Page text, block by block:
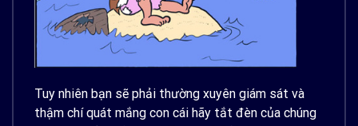
Tuy nhiên bạn sẽ phải thường xuyên giám sát và
thậm chí quát mắng con cái hãy tắt đèn của chúng